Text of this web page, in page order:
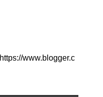
www.blogger.c